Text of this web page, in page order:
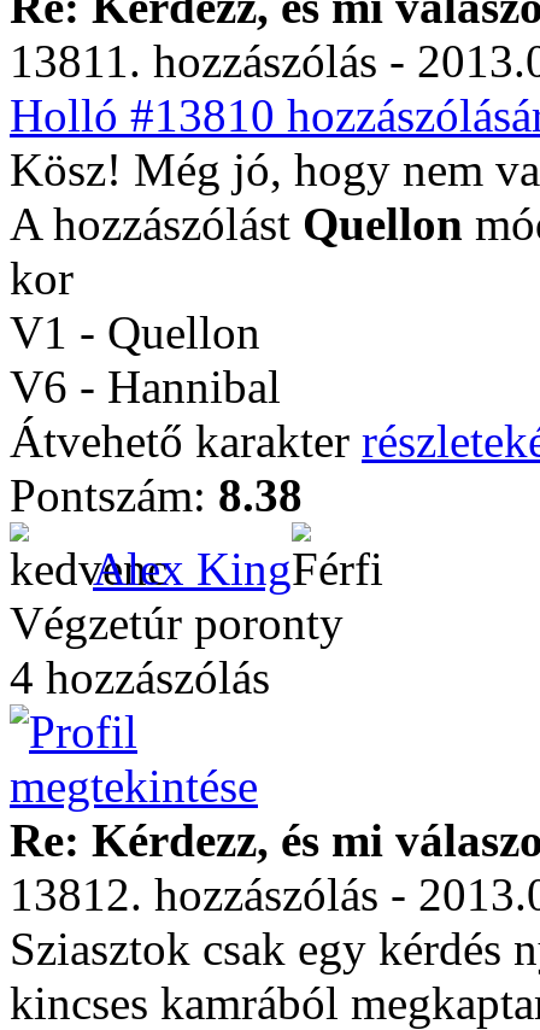
13811. hozzászólás -
Holló #13810
Kösz! Még jó, hogy nem
A hozzászólást Quellon
kor
V1 - Quellon
V6 - Hannibal
Átvehető karakter
Pontszám: 8.38
Alex King
Végzetúr poronty
4 hozzászólás
Re: Kérdezz, és mi
13812. hozzászólás -
Sziasztok csak egy kérdés
kincses kamrából